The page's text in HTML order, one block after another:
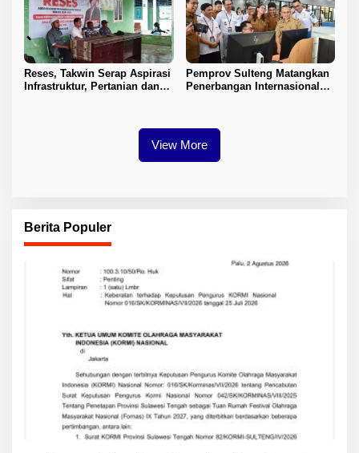
Reses, Takwin Serap Aspirasi
Infrastruktur, Pertanian dan
Pemprov Sulteng Matangkan
Penerbangan Internasional
View More
Berita Populer